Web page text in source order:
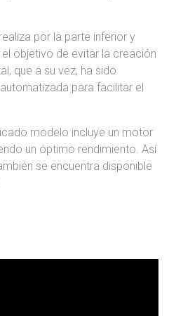
por la parte inferior y
objetivo de evitar la creación
que a su vez, ha sido
para facilitar el
modelo incluye un motor
un óptimo rendimiento. Así
se encuentra disponible